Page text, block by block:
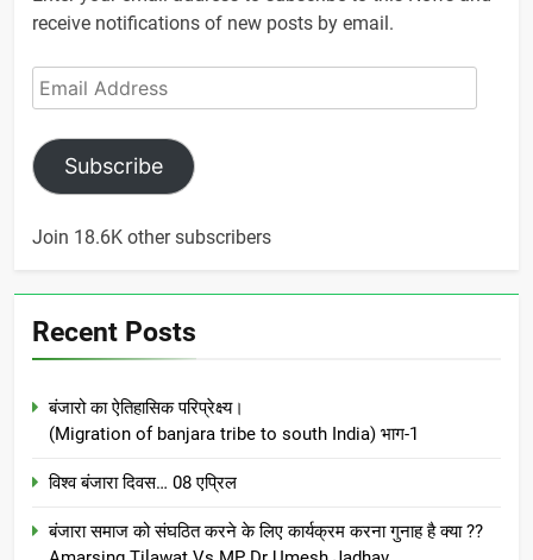
receive notifications of new posts by email.
Email
Address
Subscribe
Join 18.6K other subscribers
Recent Posts
बंजारो का ऐतिहासिक परिप्रेक्ष्य।
(Migration of banjara tribe to south India) भाग-1
विश्व बंजारा दिवस… 08 एप्रिल
बंजारा समाज को संघठित करने के लिए कार्यक्रम करना गुनाह है क्या ??